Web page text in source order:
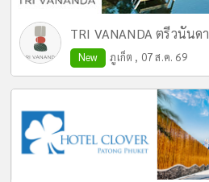
TRI VANANDA ตรีวนันดา
New ภูเก็ต , 07 ส.ค. 69